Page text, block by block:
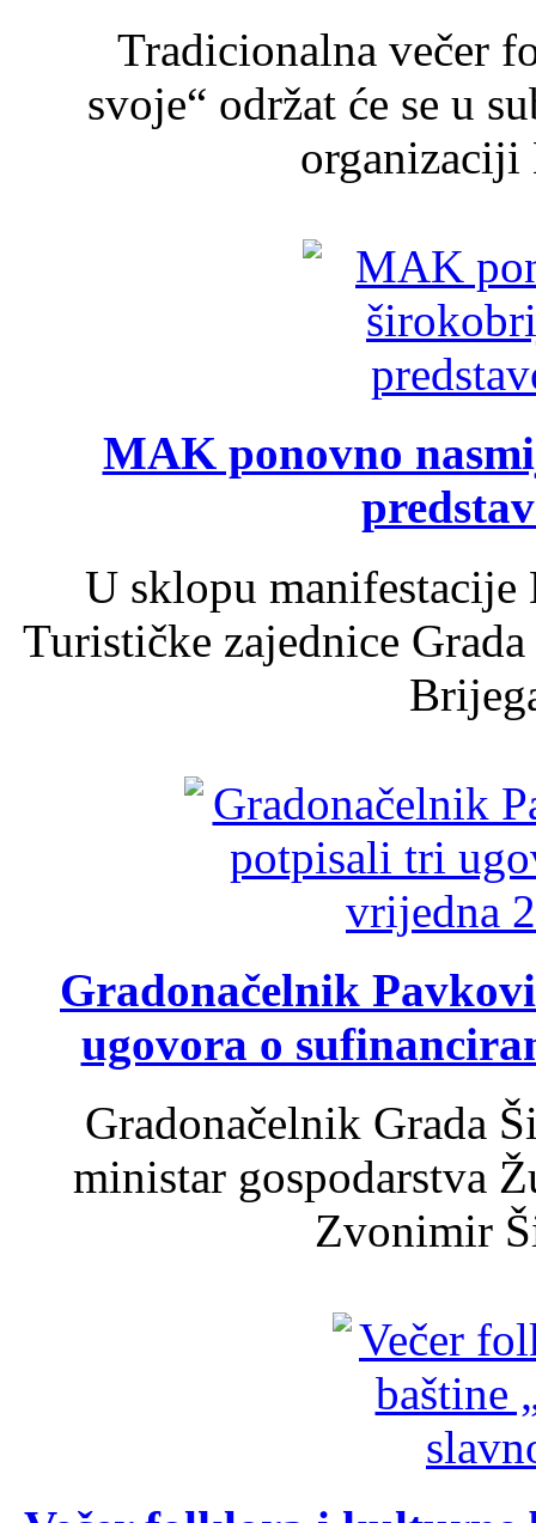
Tradicionalna večer
svoje“ održat će se u
organizaciji
MAK ponovno
U sklopu
Turističke zajednice
Gradonačelnik
ugovora o
Gradonačelnik Grada
ministar gospodarstva
Zvonimir